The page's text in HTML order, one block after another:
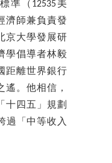
準（12535美
濟師兼負責發
京大學發展研
學倡導者林毅
距離世界銀行
遙。他相信，
十四五」規劃
過「中等收入